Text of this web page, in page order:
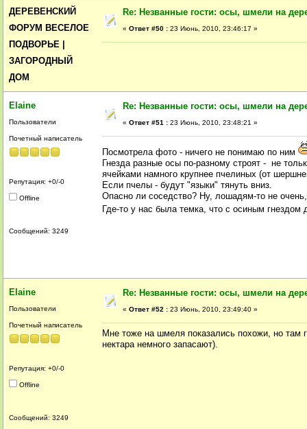
ДЕРЕВЕНСКИЙ
ФОРУМ ВЕСЕЛОЕ
ПОДВОРЬЕ |
ЗАГОРОДНЫЙ
ДОМ
Re: Незванные гости: осы, шмели на
« Ответ #50 : 23 Июнь, 2010, 23:46:17 »
Elaine
Пользователи
Почетный написатель
Репутация: +0/-0
Offline
Сообщений: 3249
Re: Незванные гости: осы, шмели на
« Ответ #51 : 23 Июнь, 2010, 23:48:21 »
Посмотрела фото - ничего не понимаю по ним
Гнезда разные осы по-разному строят - не
ячейками намного крупнее пчелиных (от
Если пчелы - будут "языки" тянуть вниз.
Опасно ли соседство? Ну, лошадям-то не
Где-то у нас была темка, что с осиным гнездом
Elaine
Пользователи
Почетный написатель
Репутация: +0/-0
Offline
Сообщений: 3249
Re: Незванные гости: осы, шмели на
« Ответ #52 : 23 Июнь, 2010, 23:49:40 »
Мне тоже на шмеля показались похожи, но там
нектара немного запасают).